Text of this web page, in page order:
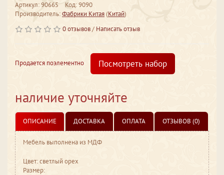
Артикул: 90665
Код: 9090
Производитель:Фабрики Китая(Китай)
0 отзывов/ Написать отзыв
Продается поэлементно Посмотреть набор
наличие уточняйте
ОПИСАНИЕ ДОСТАВКА ОПЛАТА ОТЗЫВОВ (0)
Мебель выполнена из МДФ
Цвет: светлый орех
Размер: